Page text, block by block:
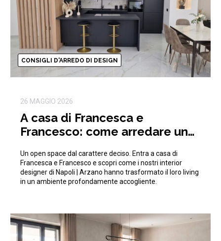
CONSIGLI D'ARREDO DI DESIGN
26 MAGGIO 2026
A casa di Francesca e
Francesco: come arredare un
tendenza
Un open space dal carattere deciso. Entra a casa di
Francesca e Francesco e scopri come i nostri interior
designer di Napoli | Arzano hanno trasformato il loro living
in un ambiente profondamente accogliente.